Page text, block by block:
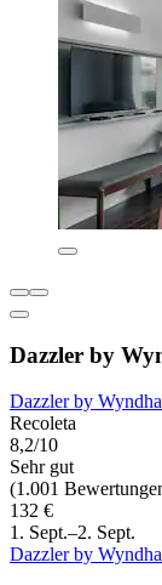
Dazzler by
Dazzler by
Recoleta
8,2/10
Sehr gut
(1.001
132 €
1. Sept.–2. Sept.
Dazzler by